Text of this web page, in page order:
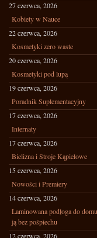
27 czerwca, 2026
Kobiety w Nauce
22 czerwca, 2026
Kosmetyki zero waste
20 czerwca, 2026
Kosmetyki pod lupą
19 czerwca, 2026
Poradnik Suplementacyjny
17 czerwca, 2026
Internaty
17 czerwca, 2026
Bielizna i Stroje Kąpielowe
15 czerwca, 2026
Nowości i Premiery
14 czerwca, 2026
Laminowana podłoga do
ją bez pośpiechu
12 czerwca, 2026